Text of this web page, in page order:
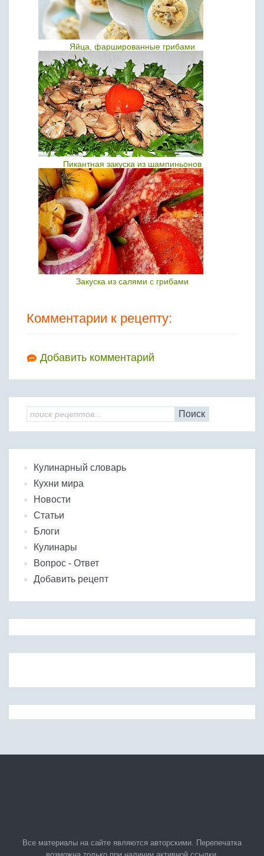
Яйца, фаршированные грибами
Пикантная закуска из шампиньонов
Закуска из салями с грибами
Комментарии к рецепту:
Добавить комментарий
Поиск
Кулинарный словарь
Кухни мира
Новости
Статьи
Блоги
Кулинары
Вопрос - Ответ
Добавить рецепт
Все материалы на сайте являются авторскими. Перепечатка